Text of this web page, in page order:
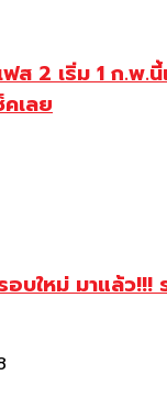
ส 2 เริ่ม 1 ก.พ.
คเลย
บใหม่ มาแล้ว!!!